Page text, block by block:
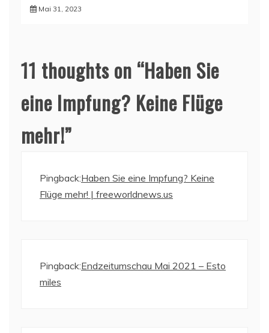
Mai 31, 2023
11 thoughts on “Haben Sie
eine Impfung? Keine Flüge
mehr!”
Pingback:Haben Sie eine Impfung? Keine
Flüge mehr! | freeworldnews.us
Pingback:Endzeitumschau Mai 2021 – Esto
miles